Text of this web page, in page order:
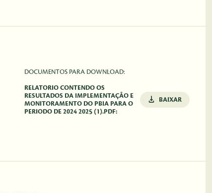
DOCUMENTOS PARA DOWNLOAD:
RELATORIO CONTENDO OS
RESULTADOS DA IMPLEMENTAÇÃO E
MONITORAMENTO DO PBIA PARA O
PERIODO DE 2024 2025 (1).PDF:
BAIXAR